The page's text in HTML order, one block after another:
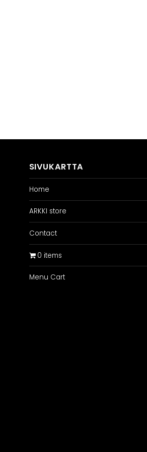
SIVUKARTTA
Home
ARKKI store
Contact
0 items
Menu Cart